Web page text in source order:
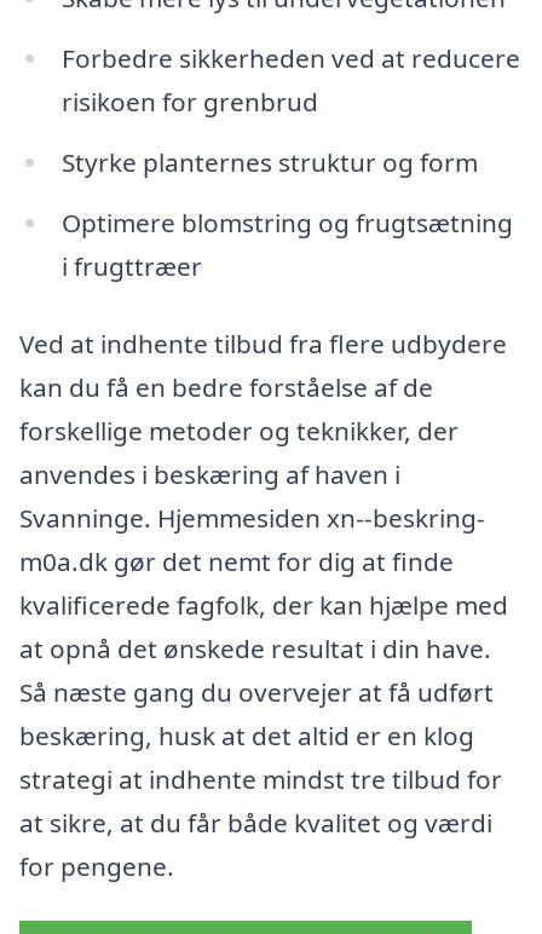
Forbedre sikkerheden ved at reducere
risikoen for grenbrud
Styrke planternes struktur og form
Optimere blomstring og frugtsætning
i frugttræer
Ved at indhente tilbud fra flere udbydere
kan du få en bedre forståelse af de
forskellige metoder og teknikker, der
anvendes i beskæring af haven i
Svanninge. Hjemmesiden xn--beskring-
m0a.dk gør det nemt for dig at finde
kvalificerede fagfolk, der kan hjælpe med
at opnå det ønskede resultat i din have.
Så næste gang du overvejer at få udført
beskæring, husk at det altid er en klog
strategi at indhente mindst tre tilbud for
at sikre, at du får både kvalitet og værdi
for pengene.